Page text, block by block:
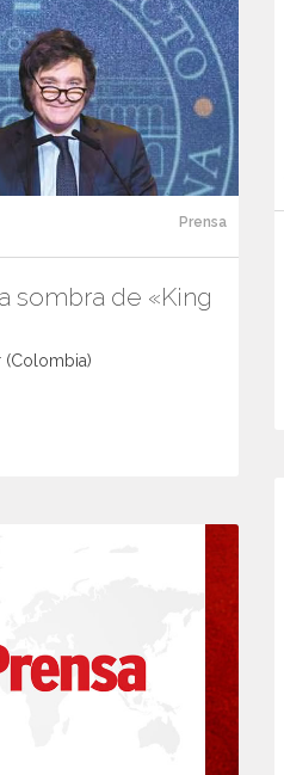
Prensa
sombra de «King
(Colombia)